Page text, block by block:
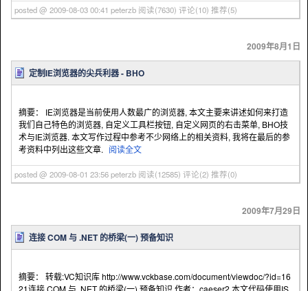
posted @ 2009-08-03 00:41 peterzb 阅读(7630) 评论(10) 推荐(5)
2009年8月1日
定制IE浏览器的尖兵利器 - BHO
摘要： IE浏览器是当前使用人数最广的浏览器, 本文主要来讲述如何来打造
我们自己特色的浏览器, 自定义工具栏按钮, 自定义网页的右击菜单, BHO技
术与IE浏览器. 本文写作过程中参考不少网络上的相关资料, 我将在最后的参
考资料中列出这些文章. 阅读全文
posted @ 2009-08-01 23:56 peterzb 阅读(12585) 评论(2) 推荐(0)
2009年7月29日
连接 COM 与 .NET 的桥梁(一) 预备知识
摘要： 转载:VC知识库 http://www.vckbase.com/document/viewdoc/?id=16
21连接 COM 与 .NET 的桥梁(一) 预备知识 作者：caeser2 本文代码使用IS